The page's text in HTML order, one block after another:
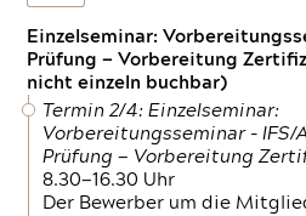
Einzelseminar:
Prüfung — Vorbereitung
nicht einzeln buchbar)
Termin 2/4: Einzelseminar:
Vorbereitungsseminar - IFS/
Prüfung — Vorbereitung
8.30—16.30 Uhr
Der Bewerber um die